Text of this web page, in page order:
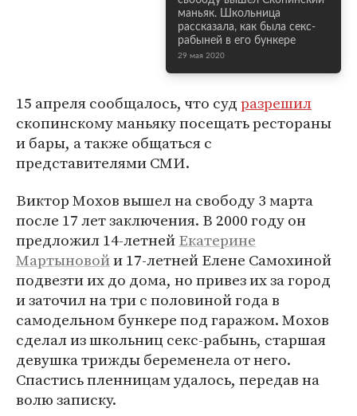
маньяк. Школьница
рассказала, как была секс-
рабыней в его бункере
29 мая 2020
15 апреля сообщалось, что судразрешил
скопинскому маньяку посещать рестораны
и бары, а также общаться с
представителями СМИ.
Виктор Мохов вышел на свободу 3 марта
после 17 лет заключения. В 2000 году он
предложил 14-летнейЕкатерине
Мартыновойи 17-летней Елене Самохиной
подвезти их до дома, но привез их за город
и заточил на три с половиной года в
самодельном бункере под гаражом. Мохов
сделал из школьниц секс-рабынь, старшая
девушка трижды беременела от него.
Спастись пленницам удалось, передав на
волю записку.